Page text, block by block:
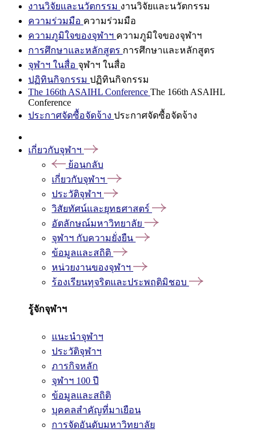
งานวิจัยและนวัตกรรม งานวิจัยและนวัตกรรม
ความร่วมมือ ความร่วมมือ
ความภูมิใจของจุฬาฯ ความภูมิใจของจุฬาฯ
การศึกษาและหลักสูตร การศึกษาและหลักสูตร
จุฬาฯ ในสื่อ จุฬาฯ ในสื่อ
ปฏิทินกิจกรรม ปฏิทินกิจกรรม
The 166th ASAIHL Conference The 166th ASAIHL
Conference
ประกาศจัดซื้อจัดจ้าง ประกาศจัดซื้อจัดจ้าง
เกี่ยวกับจุฬาฯ
ย้อนกลับ
เกี่ยวกับจุฬาฯ
ประวัติจุฬาฯ
วิสัยทัศน์และยุทธศาสตร์
อัตลักษณ์มหาวิทยาลัย
จุฬาฯ กับความยั่งยืน
ข้อมูลและสถิติ
หน่วยงานของจุฬาฯ
ร้องเรียนทุจริตและประพฤติมิชอบ
รู้จักจุฬาฯ
แนะนำจุฬาฯ
ประวัติจุฬาฯ
ภารกิจหลัก
จุฬาฯ 100 ปี
ข้อมูลและสถิติ
บุคคลสำคัญที่มาเยือน
การจัดอันดับมหาวิทยาลัย